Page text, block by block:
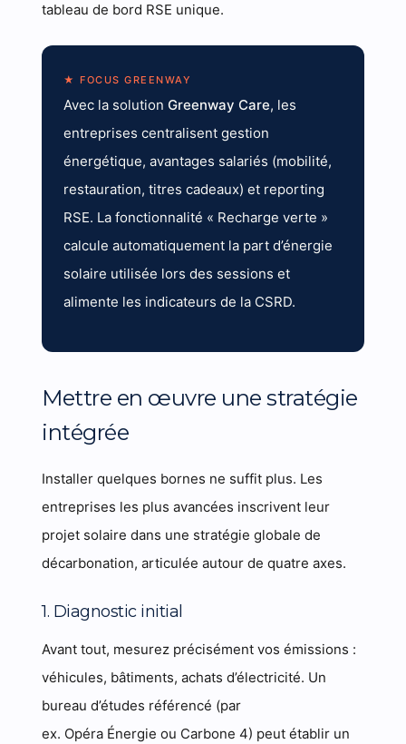
tableau de bord RSE unique.
★ FOCUS GREENWAY
Avec la solutionGreenway Care, les
entreprises centralisent gestion
énergétique, avantages salariés (mobilité,
restauration, titres cadeaux) et reporting
RSE. La fonctionnalité « Recharge verte »
calcule automatiquement la part d’énergie
solaire utilisée lors des sessions et
alimente les indicateurs de la CSRD.
Mettre en œuvre une stratégie
intégrée
Installer quelques bornes ne suffit plus. Les
entreprises les plus avancées inscrivent leur
projet solaire dans une stratégie globale de
décarbonation, articulée autour de quatre axes.
1. Diagnostic initial
Avant tout, mesurez précisément vos émissions :
véhicules, bâtiments, achats d’électricité. Un
bureau d’études référencé (par
ex. Opéra Énergie ou Carbone 4) peut établir un